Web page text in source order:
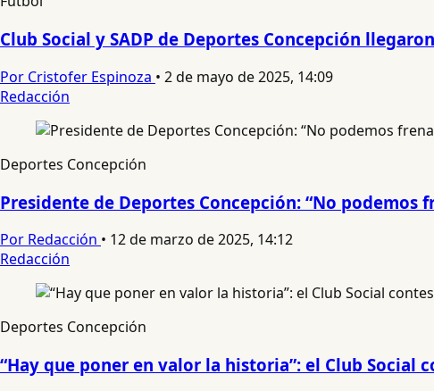
Club Social y SADP de Deportes Concepción
Por Cristofer Espinoza • 2 de mayo de 2025, 14:09
Redacción
Deportes Concepción
Presidente de Deportes Concepción: “No
Por Redacción • 12 de marzo de 2025, 14:12
Redacción
Deportes Concepción
“Hay que poner en valor la historia”: el Club Social